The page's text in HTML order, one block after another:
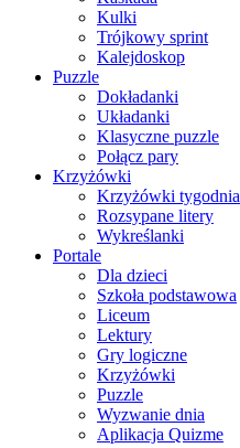
Kulki
Trójkowy sprint
Kalejdoskop
Puzzle
Dokładanki
Układanki
Klasyczne puzzle
Połącz pary
Krzyżówki
Krzyżówki tygodnia
Rozsypane litery
Wykreślanki
Portale
Dla dzieci
Szkoła podstawowa
Liceum
Lektury
Gry logiczne
Krzyżówki
Puzzle
Wyzwanie dnia
Aplikacja Quizme